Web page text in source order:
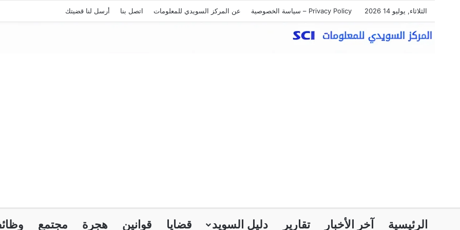
الثلاثاء, يوليو 14 2026 Privacy Policy – سياسة الخصوصية عن المركز السويدي للمعلومات اتصل بنا أرسل لنا قضيتك
الرئيسية آخر الأخبار تقارير دليل السويد قضايا قوانين هجرة مجتمع